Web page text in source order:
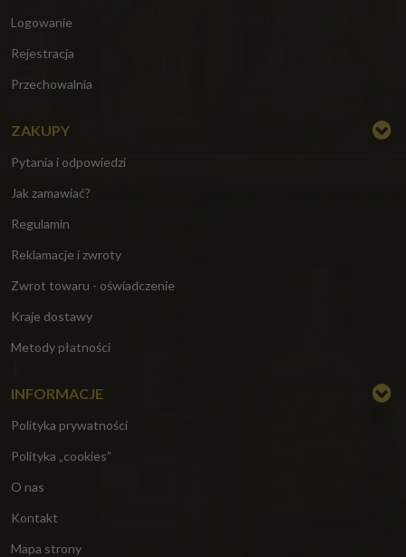
Logowanie
Rejestracja
Przechowalnia
ZAKUPY
Pytania i odpowiedzi
Jak zamawiać?
Regulamin
Reklamacje i zwroty
Zwrot towaru - oświadczenie
Kraje dostawy
Metody płatności
INFORMACJE
Polityka prywatności
Polityka „cookies”
O nas
Kontakt
Mapa strony